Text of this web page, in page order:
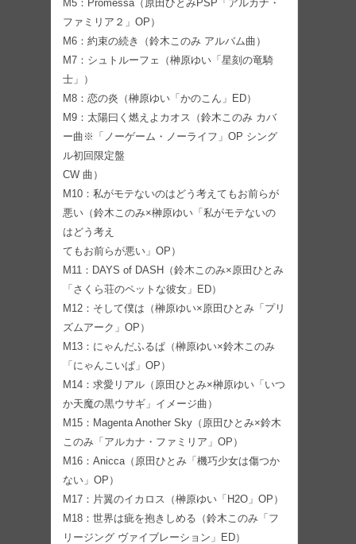
M5：Promessa（原田ひとみPSP「アルカナ・
ファミリア２」OP）
M6：約束の続き（鈴木このみ アルバム曲）
M7：シュトルーフェ（榊原ゆい「星刻の竜騎
士」）
M8：恋の炎（榊原ゆい「かのこん」ED）
M9：太陽曰く燃えよカオス（鈴木このみ カバ
ー曲※「ノーゲーム・ノーライフ」OP シング
ル初回限定盤
CW 曲）
M10：私がモテないのはどう考えてもお前らが
悪い（鈴木このみ×榊原ゆい「私がモテないの
はどう考え
てもお前らが悪い」OP）
M11：DAYS of DASH（鈴木このみ×原田ひとみ
「さくら荘のペットな彼女」ED）
M12：そして僕は（榊原ゆい×原田ひとみ「プリ
ズムアーク」OP）
M13：にゃんだふるぱ（榊原ゆい×鈴木このみ
「にゃんこいぱ」OP）
M14：求愛リアル（原田ひとみ×榊原ゆい「いつ
か天魔の黒ウサギ」イメージ曲）
M15：Magenta Another Sky（原田ひとみ×鈴木
このみ「アルカナ・ファミリア」OP）
M16：Anicca（原田ひとみ「機巧少女は傷つか
ない」OP）
M17：片翼のイカロス（榊原ゆい「H2O」OP）
M18：世界は疵を抱きしめる（鈴木このみ「フ
リージング ヴァイブレーション」ED）